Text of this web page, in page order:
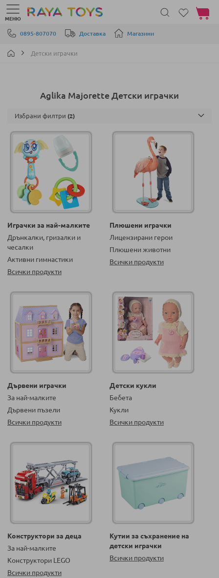
Прескачане към съдържанието
0895-807070 Доставка Магазини
МЕНЮ
Моята
Детски играчки
Aglika Majorette Детски играчки
Играчки за най-малките
Дрънкалки, гризалки и
чесалки
Активни гимнастики
Всички продукти
Плюшени играчки
Лицензирани герои
Плюшени животни
Всички продукти
Дървени играчки
За най-малките
Дървени пъзели
Всички продукти
Детски кукли
Бебета
Кукли
Всички продукти
Конструктори за деца
За най-малките
Конструктори LEGO
Всички продукти
Кутии за съхранение на
детски играчки
Всички продукти
Избрани филтри